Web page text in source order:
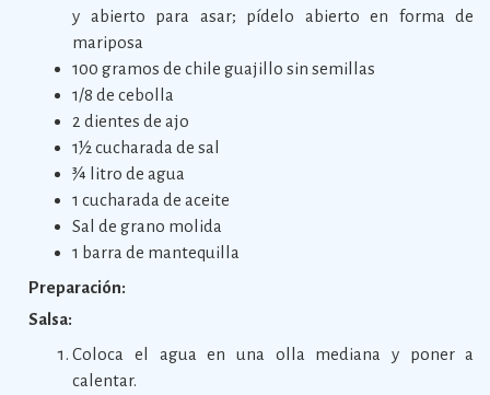
y abierto para asar; pídelo abierto en forma de
mariposa
100 gramos de chile guajillo sin semillas
1/8 de cebolla
2 dientes de ajo
1½ cucharada de sal
¾ litro de agua
1 cucharada de aceite
Sal de grano molida
1 barra de mantequilla
Preparación:
Salsa:
Coloca el agua en una olla mediana y poner a
calentar.